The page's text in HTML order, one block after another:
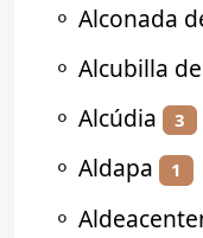
⚬ Alconada
⚬ Alcubilla
⚬ Alcúdia 3
⚬ Aldapa 1
⚬